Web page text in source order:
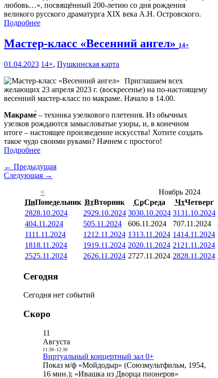
любовь…», посвящённый 200-летию со дня рождения
великого русского драматурга XIX века А.Н. Островского.
Подробнее
Мастер-класс «Весенний ангел» 14+
01.04.2023 14+, Пушкинская карта
Приглашаем всех
желающих 23 апреля 2023 г. (воскресенье) на по-настоящему
весенний мастер-класс по макраме. Начало в 14.00.
Макраме́ – техника узелкового плетения. Из обычных
узелков рождаются замысловатые узоры, и, в конечном
итоге – настоящее произведение искусства! Хотите создать
такое чудо своими руками? Начнем с простого!
Подробнее
← Предыдущая
Следующая →
<
Ноябрь 2024
ПнПонедельник ВтВторник СрСреда ЧтЧетверг
2828.10.2024 2929.10.2024 3030.10.2024 3131.10.2024
404.11.2024 505.11.2024 606.11.2024 707.11.2024
1111.11.2024 1212.11.2024 1313.11.2024 1414.11.2024
1818.11.2024 1919.11.2024 2020.11.2024 21 21.11.2024
2525.11.2024 2626.11.2024 2727.11.2024 2828.11.2024
Сегодня
Сегодня нет событий
Скоро
11
Августа
11:30- 12:30
Виртуальный концертный зал 0+
Показ м/ф «Мойдодыр» (Союзмультфильм, 1954,
16 мин.); «Ивашка из Дворца пионеров»